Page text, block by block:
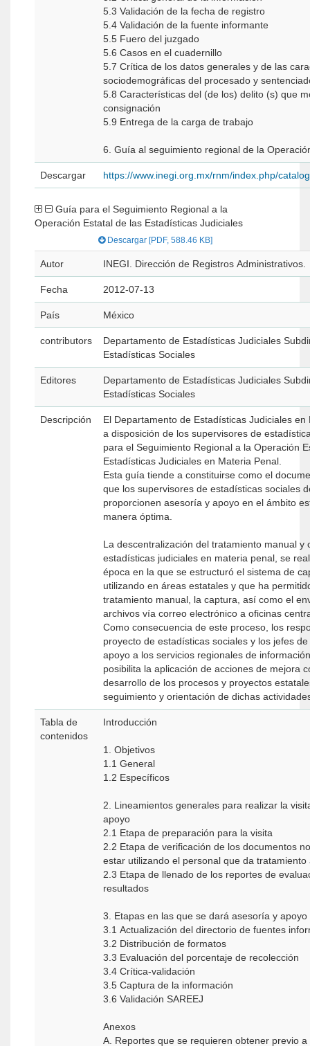
5.3 Validación de la fecha de registro
5.4 Validación de la fuente informante
5.5 Fuero del juzgado
5.6 Casos en el cuadernillo
5.7 Crítica de los datos generales y de las
sociodemográficas del procesado y
5.8 Características del (de los) delito (s) que
consignación
5.9 Entrega de la carga de trabajo
6. Guía al seguimiento regional de la
Descargar https://www.inegi.org.mx/rnm/index.php/
Operación Estatal de las Estadísticas Judiciales
Descargar [PDF, 588.46 KB]
Autor INEGI. Dirección de Registros Administrativos.
Fecha 2012-07-13
País México
contributors
Departamento de Estadísticas Judiciales
Estadísticas Sociales
Editores
Departamento de Estadísticas Judiciales
Estadísticas Sociales
Descripción
El Departamento de Estadísticas Judiciales
a disposición de los supervisores de
para el Seguimiento Regional a la Operación
Estadísticas Judiciales en Materia Penal.
Esta guía tiende a constituirse como el
que los supervisores de estadísticas sociales
proporcionen asesoría y apoyo en el ámbito
manera óptima.
La descentralización del tratamiento manual y
estadísticas judiciales en materia penal, se
época en la que se estructuró el sistema de
utilizando en áreas estatales y que ha
tratamiento manual, la captura, así como el
archivos vía correo electrónico a oficinas
Como consecuencia de este proceso, los
proyecto de estadísticas sociales y los jefes
apoyo a los servicios regionales de
posibilita la aplicación de acciones de mejora
desarrollo de los procesos y proyectos
seguimiento y orientación de dichas
Tabla de
contenidos
Introducción
1. Objetivos
1.1 General
1.2 Específicos
2. Lineamientos generales para realizar la
apoyo
2.1 Etapa de preparación para la visita
2.2 Etapa de verificación de los documentos
estar utilizando el personal que da
2.3 Etapa de llenado de los reportes de
resultados
3. Etapas en las que se dará asesoría y apoyo
3.1 Actualización del directorio de fuentes
3.2 Distribución de formatos
3.3 Evaluación del porcentaje de recolección
3.4 Crítica-validación
3.5 Captura de la información
3.6 Validación SAREEJ
Anexos
A. Reportes que se requieren obtener previo